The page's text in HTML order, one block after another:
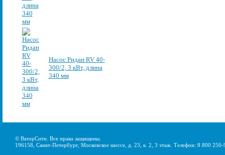
Насос Ридан RV 40-
300/2, 3 кВт, длина
340 мм
© ВатерСити. Все права защищены.
196158, Санкт-Петербург, Московское шоссе, д. 23, к. 2, 3 этаж. Телефон: 8 800